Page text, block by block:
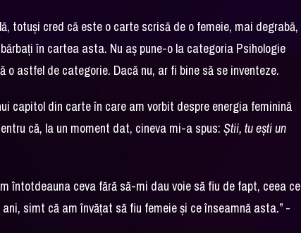
totuși cred că este o carte scrisă de o femeie, mai degrabă,
în cartea asta. Nu aș pune-o la categoria Psihologie
astfel de categorie. Dacă nu, ar fi bine să se inventeze.
capitol din carte în care am vorbit despre energia feminină
că, la un moment dat, cineva mi-a spus:Știi, tu ești un
întotdeauna ceva fără să-mi dau voie să fiu de fapt, ceea ce
simt că am învățat să fiu femeie și ce înseamnă asta.” -